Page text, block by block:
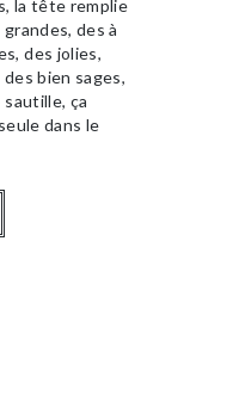
la tête remplie
des à
des jolies,
bien sages,
ça
dans le